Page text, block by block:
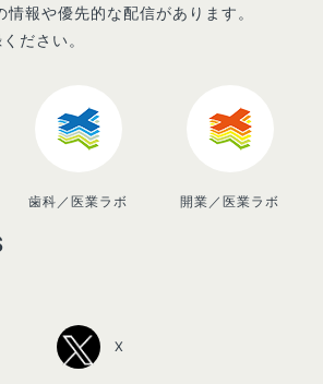
報や優先的な配信があります。
ださい。
歯科／医業ラボ 開業／医業ラボ
X